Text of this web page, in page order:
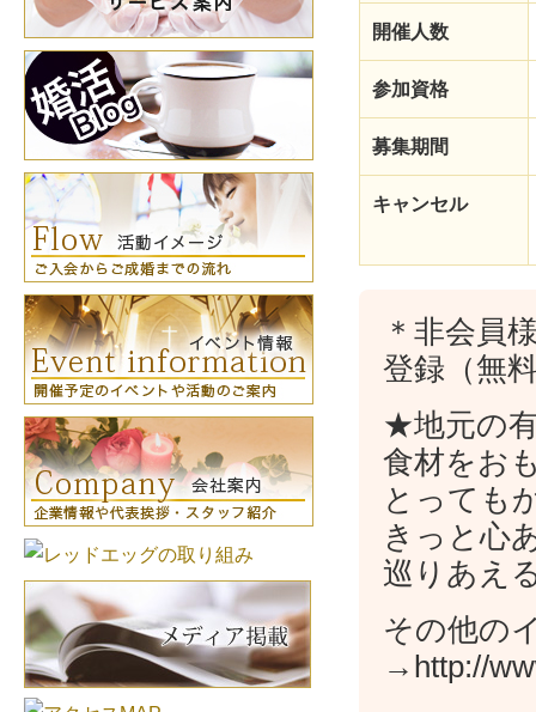
開催人数
参加資格
募集期間
キャンセル
＊非会員
登録（無
★地元の
食材をお
とっても
きっと心
巡りあえ
その他の
→http://